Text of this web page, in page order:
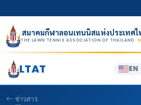
สมาคมกีฬาลอนเทนนิสแห่งประเทศ
THE LAWN TENNIS ASSOCIATION OF THAILAND ·
LTAT EN
ข่าวสาร